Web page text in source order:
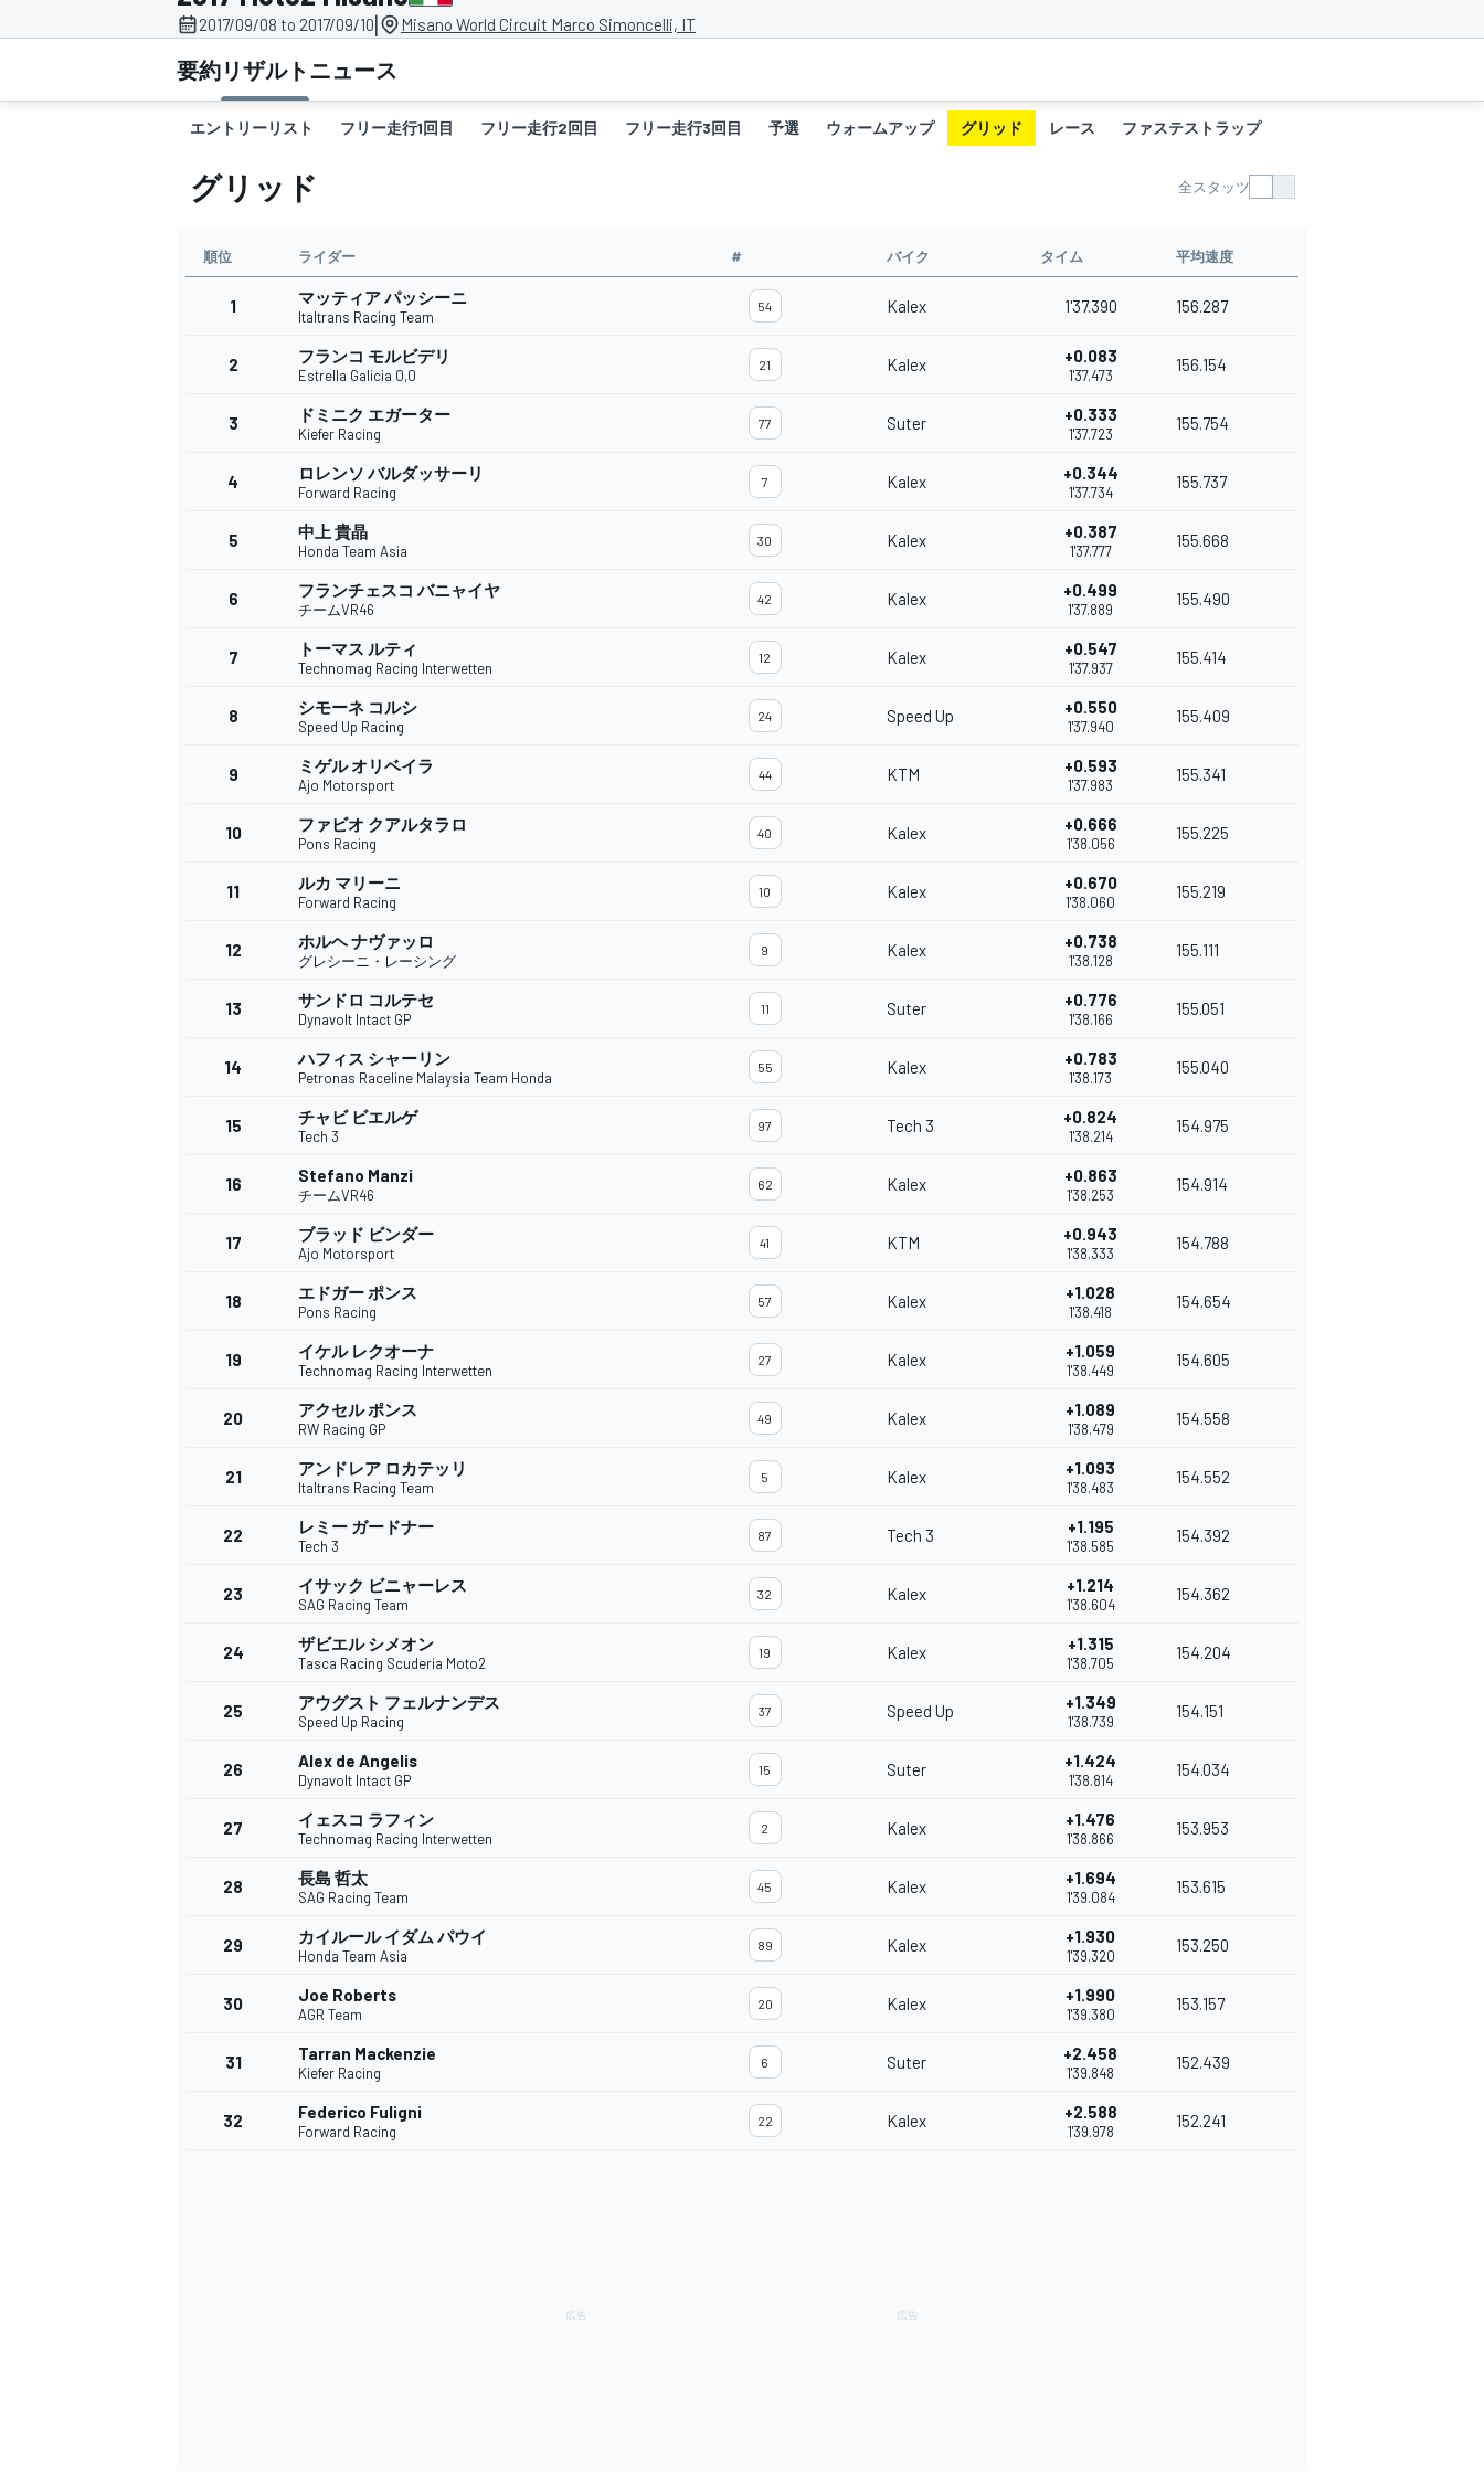
スーパーフォーミュラ
スーパーGT
フォーミュラE
2017/09/08 to 2017/09/10| Misano World Circuit Marco Simoncelli, IT
要約リザルト ニュース
エントリーリスト フリー走行1回目 フリー走行2回目 フリー走行3回目 予選 ウォームアップ グリッド レース ファステストラップ
グリッド 全スタッツ
順位 ライダー # バイク タイム 平均速度
1 マッティア パッシーニ
Italtrans Racing Team
54 Kalex 1'37.390 156.287
2 フランコ モルビデリ
Estrella Galicia 0,0
21 Kalex +0.083
1'37.473
156.154
3 ドミニク エガーター
Kiefer Racing
77 Suter +0.333
1'37.723
155.754
4 ロレンソ バルダッサーリ
Forward Racing
7 Kalex +0.344
1'37.734
155.737
5 中上 貴晶
Honda Team Asia
30 Kalex +0.387
1'37.777
155.668
6 フランチェスコ バニャイヤ
チームVR46
42 Kalex +0.499
1'37.889
155.490
7 トーマス ルティ
Technomag Racing Interwetten
12 Kalex +0.547
1'37.937
155.414
8 シモーネ コルシ
Speed Up Racing
24 Speed Up +0.550
1'37.940
155.409
9 ミゲル オリベイラ
Ajo Motorsport
44 KTM +0.593
1'37.983
155.341
10 ファビオ クアルタラロ
Pons Racing
40 Kalex +0.666
1'38.056
155.225
11 ルカ マリーニ
Forward Racing
10 Kalex +0.670
1'38.060
155.219
12 ホルヘ ナヴァッロ
グレシーニ・レーシング
9 Kalex +0.738
1'38.128
155.111
13 サンドロ コルテセ
Dynavolt Intact GP
11 Suter +0.776
1'38.166
155.051
14 ハフィス シャーリン
Petronas Raceline Malaysia Team Honda
55 Kalex +0.783
1'38.173
155.040
15 チャビ ビエルゲ
Tech 3
97 Tech 3 +0.824
1'38.214
154.975
16 Stefano Manzi
チームVR46
62 Kalex +0.863
1'38.253
154.914
17 ブラッド ビンダー
Ajo Motorsport
41 KTM +0.943
1'38.333
154.788
18 エドガー ポンス
Pons Racing
57 Kalex +1.028
1'38.418
154.654
19 イケル レクオーナ
Technomag Racing Interwetten
27 Kalex +1.059
1'38.449
154.605
20 アクセル ポンス
RW Racing GP
49 Kalex +1.089
1'38.479
154.558
21 アンドレア ロカテッリ
Italtrans Racing Team
5 Kalex +1.093
1'38.483
154.552
22 レミー ガードナー
Tech 3
87 Tech 3 +1.195
1'38.585
154.392
23 イサック ビニャーレス
SAG Racing Team
32 Kalex +1.214
1'38.604
154.362
24 ザビエル シメオン
Tasca Racing Scuderia Moto2
19 Kalex +1.315
1'38.705
154.204
25 アウグスト フェルナンデス
Speed Up Racing
37 Speed Up +1.349
1'38.739
154.151
26 Alex de Angelis
Dynavolt Intact GP
15 Suter +1.424
1'38.814
154.034
27 イェスコ ラフィン
Technomag Racing Interwetten
2 Kalex +1.476
1'38.866
153.953
28 長島 哲太
SAG Racing Team
45 Kalex +1.694
1'39.084
153.615
29 カイルール イダム パウイ
Honda Team Asia
89 Kalex +1.930
1'39.320
153.250
30 Joe Roberts
AGR Team
20 Kalex +1.990
1'39.380
153.157
31 Tarran Mackenzie
Kiefer Racing
6 Suter +2.458
1'39.848
152.439
32 Federico Fuligni
Forward Racing
22 Kalex +2.588
1'39.978
152.241